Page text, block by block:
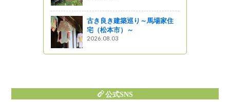
古き良き建築巡り～馬場家住
宅（松本市）～
2026.08.03
公式SNS